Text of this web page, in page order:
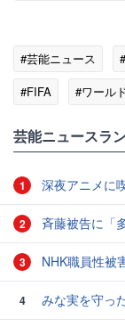
#芸能ニュース
#FIFA
#ワール
芸能ニュースラ
1 深夜アニメに
2 斉藤被告に「
3 NHK職員性被
4 みな実を守っ